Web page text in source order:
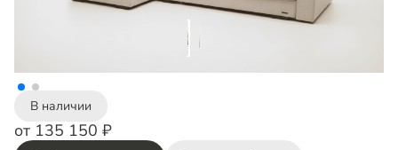
В наличии
от 135 150 ₽